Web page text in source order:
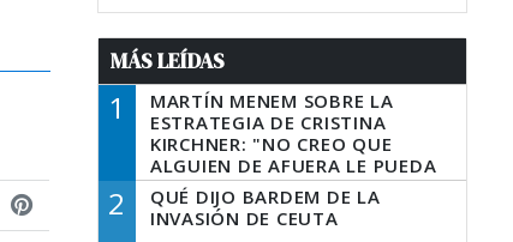
MÁS LEÍDAS
1
MARTÍN MENEM SOBRE LA
ESTRATEGIA DE CRISTINA
KIRCHNER: "NO CREO QUE
ALGUIEN DE AFUERA LE PUEDA
DECIR A LA JUSTICIA LO QUE
TIENE QUE HACER"
2
QUÉ DIJO BARDEM DE LA
INVASIÓN DE CEUTA